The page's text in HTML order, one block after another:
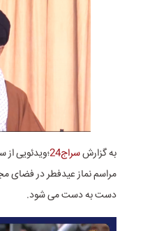
به گزارشسراج24
؛ویدئویی از
مراسم نماز عیدفطر در فضای
دست به دست می شود.